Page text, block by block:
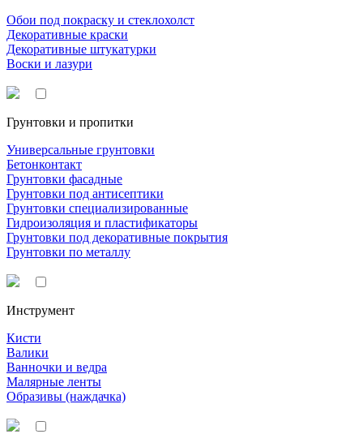
Обои под покраску и стеклохолст
Декоративные краски
Декоративные штукатурки
Воски и лазури
Грунтовки и пропитки
Универсальные грунтовки
Бетонконтакт
Грунтовки фасадные
Грунтовки под антисептики
Грунтовки специализированные
Гидроизоляция и пластификаторы
Грунтовки под декоративные покрытия
Грунтовки по металлу
Инструмент
Кисти
Валики
Ванночки и ведра
Малярные ленты
Образивы (наждачка)